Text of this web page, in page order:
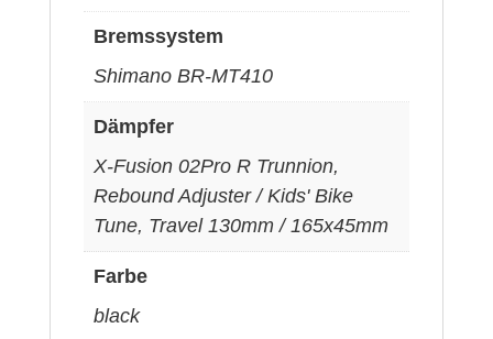
Bremssystem
Shimano BR-MT410
Dämpfer
X-Fusion 02Pro R Trunnion,
Rebound Adjuster / Kids' Bike
Tune, Travel 130mm / 165x45mm
Farbe
black